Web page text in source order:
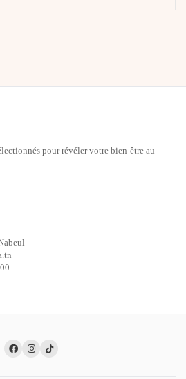
pour révéler votre bien-être au